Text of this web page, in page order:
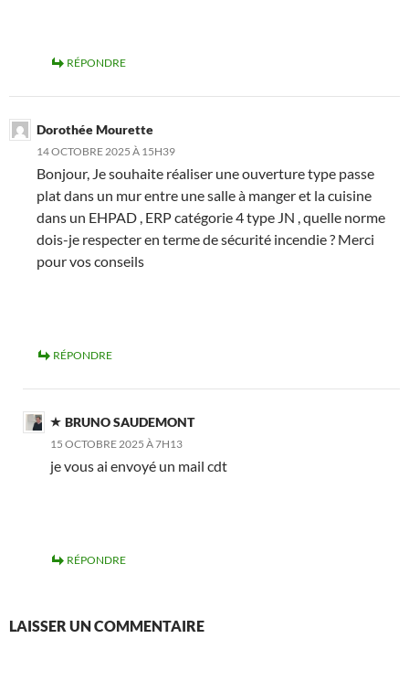
RÉPONDRE
Dorothée Mourette
14 OCTOBRE 2025 À 15H39
Bonjour, Je souhaite réaliser une ouverture type passe
plat dans un mur entre une salle à manger et la cuisine
dans un EHPAD , ERP catégorie 4 type JN , quelle norme
dois-je respecter en terme de sécurité incendie ? Merci
pour vos conseils
RÉPONDRE
BRUNO SAUDEMONT
15 OCTOBRE 2025 À 7H13
je vous ai envoyé un mail cdt
RÉPONDRE
LAISSER UN COMMENTAIRE